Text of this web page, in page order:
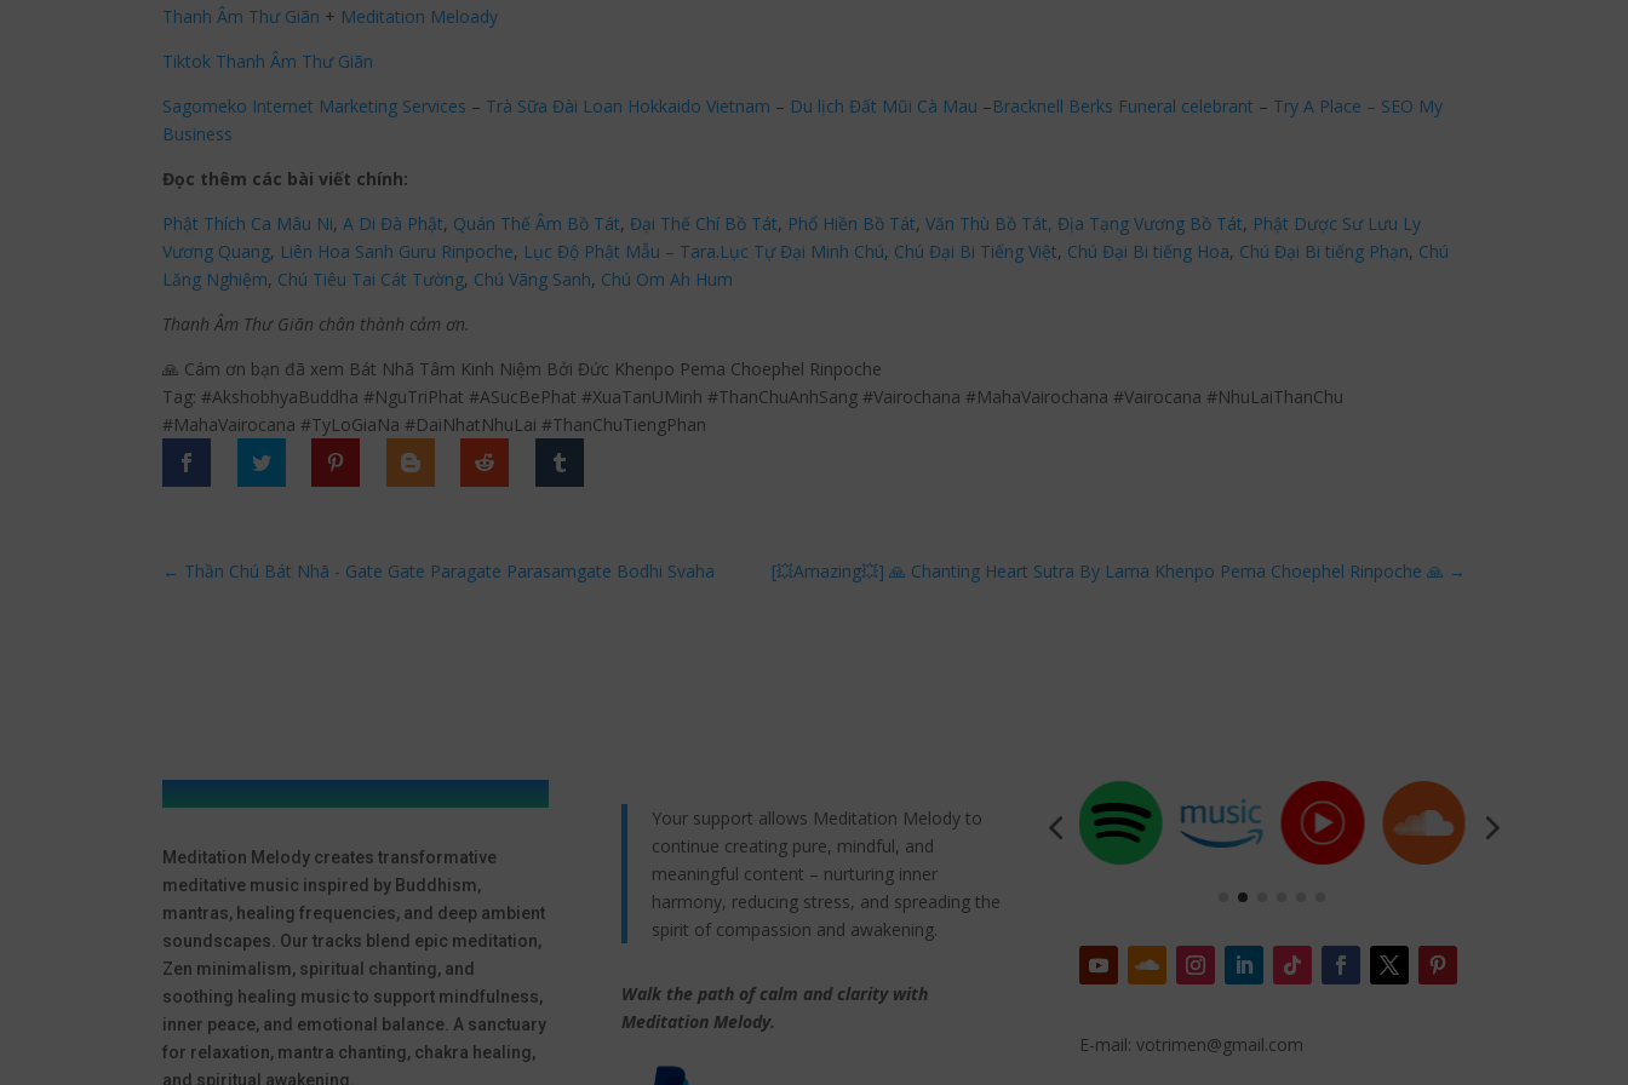
Thanh Âm Thư Giãn + Meditation Meloady
Tiktok Thanh Âm Thư Giãn
Sagomeko Internet Marketing Services – Trà Sữa Đài Loan Hokkaido Vietnam – Du lịch Đất Mũi Cà Mau –Bracknell Berks Funeral celebrant – Try A Place – SEO My
Business
Đọc thêm các bài viết chính:
Phật Thích Ca Mâu Ni, A Di Đà Phật, Quán Thế Âm Bồ Tát, Đại Thế Chí Bồ Tát, Phổ Hiền Bồ Tát, Văn Thù Bồ Tát, Địa Tạng Vương Bồ Tát, Phật Dược Sư Lưu Ly
Vương Quang, Liên Hoa Sanh Guru Rinpoche, Lục Độ Phật Mẫu – Tara.Lục Tự Đại Minh Chú, Chú Đại Bi Tiếng Việt, Chú Đại Bi tiếng Hoa, Chú Đại Bi tiếng Phạn, Chú
Lăng Nghiệm, Chú Tiêu Tai Cát Tường, Chú Vãng Sanh, Chú Om Ah Hum
Thanh Âm Thư Giãn chân thành cảm ơn.
🙏 Cám ơn bạn đã xem Bát Nhã Tâm Kinh Niệm Bởi Đức Khenpo Pema Choephel Rinpoche
Tag: #AkshobhyaBuddha #NguTriPhat #ASucBePhat #XuaTanUMinh #ThanChuAnhSang #Vairochana #MahaVairochana #Vairocana #NhuLaiThanChu
#MahaVairocana #TyLoGiaNa #DaiNhatNhuLai #ThanChuTiengPhan
← Thần Chú Bát Nhã - Gate Gate Paragate Parasamgate Bodhi Svaha [💥Amazing💥] 🙏 Chanting Heart Sutra By Lama Khenpo Pema Choephel Rinpoche 🙏 →
Meditation Melody creates transformative
meditative music inspired by Buddhism,
mantras, healing frequencies, and deep ambient
soundscapes. Our tracks blend epic meditation,
Zen minimalism, spiritual chanting, and
soothing healing music to support mindfulness,
inner peace, and emotional balance. A sanctuary
for relaxation, mantra chanting, chakra healing,
and spiritual awakening.
Your support allows Meditation Melody to
continue creating pure, mindful, and
meaningful content – nurturing inner
harmony, reducing stress, and spreading the
spirit of compassion and awakening.
Walk the path of calm and clarity with
Meditation Melody.
E-mail: votrimen@gmail.com